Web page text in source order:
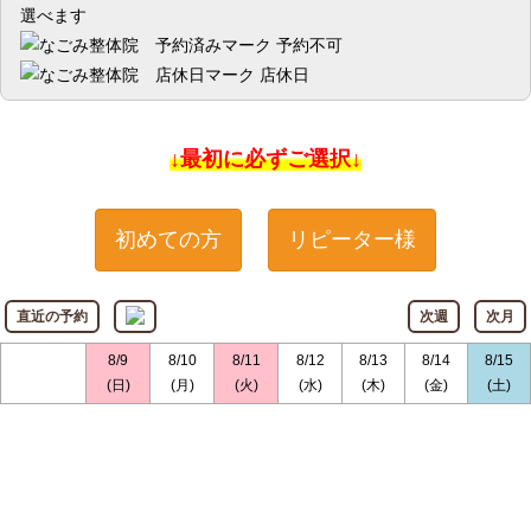
選べます
予約不可
店休日
↓最初に必ずご選択↓
初めての方 リピーター様
直近の予約 次週 次月
8/9
(日)
8/10
(月)
8/11
(火)
8/12
(水)
8/13
(木)
8/14
(金)
8/15
(土)